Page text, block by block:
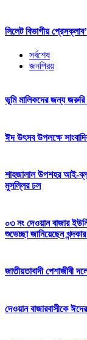
সিলেট বিভাগীয়
সর্বশেষ
জনপ্রিয়
ভূমি মালিকদের জন্য জরুরি
ঈদ উৎসব উপলক্ষে
শাহজালাল উপশহর আই-
মুসল্লির ঢল
০৩ নং দেওয়ান বাজার
শুভেচ্ছা জানিয়েছেন
জাতীয়তাবাদী পেশাজীবী
দেওয়ান বাজারবাসীকে